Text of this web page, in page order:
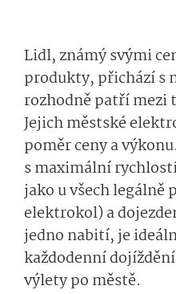
Lidl, známý svými
produkty, přichází s
rozhodně patří mezi
Jejich městské
poměr ceny a
s maximální
jako u všech legálně
elektrokol) a
jedno nabití, je
každodenní
výlety po městě.